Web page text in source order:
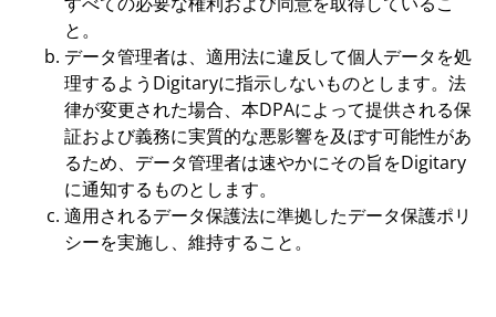
と。
データ管理者は、適用法に違反して個人データを処
理するようDigitaryに指示しないものとします。法
律が変更された場合、本DPAによって提供される保
証および義務に実質的な悪影響を及ぼす可能性があ
るため、データ管理者は速やかにその旨をDigitary
に通知するものとします。
適用されるデータ保護法に準拠したデータ保護ポリ
シーを実施し、維持すること。